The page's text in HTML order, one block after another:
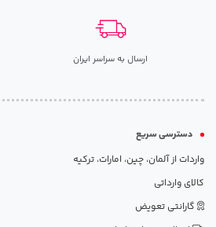
ارسال به سراسر ایران
دسترسی سریع
واردات از آلمان، چین، امارات، ترکیه
کالای وارداتی
گارانتی تعویض